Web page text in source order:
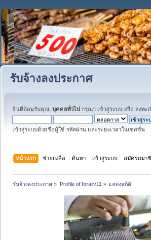
รับจ้างลงประกาศ
ยินดีต้อนรับคุณ, บุคคลทั่วไป กรุณา เข้าสู่ระบบ หรือ ลงทะ
เข้าสู่ระบบด้วยชื่อผู้ใช้ รหัสผ่าน และระยะเวลาในเซสชั่น
หน้าแรก ช่วยเหลือ ค้นหา เข้าสู่ระบบ สมัครสมา
รับจ้างลงประกาศ » Profile of foraliv11 » แสดงสถิติ